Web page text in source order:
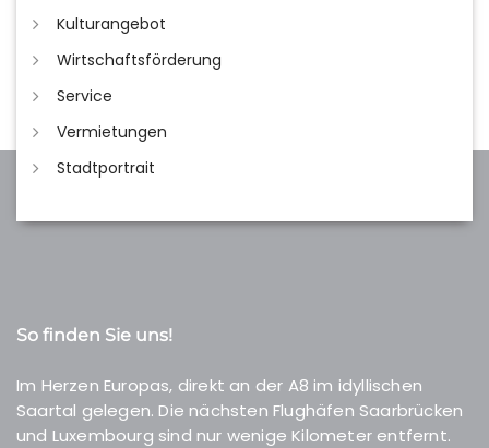
Kulturangebot
Wirtschaftsförderung
Service
Vermietungen
Stadtportrait
So finden Sie uns!
Im Herzen Europas, direkt an der A8 im idyllischen
Saartal gelegen. Die nächsten Flughäfen Saarbrücken
und Luxembourg sind nur wenige Kilometer entfernt.